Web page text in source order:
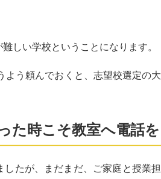
しい学校ということになります。
う頼んでおくと、志望校選定の
時こそ教室へ電話を
たが、まだまだ、ご家庭と授業